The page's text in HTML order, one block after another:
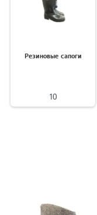
Резиновые сапоги
10